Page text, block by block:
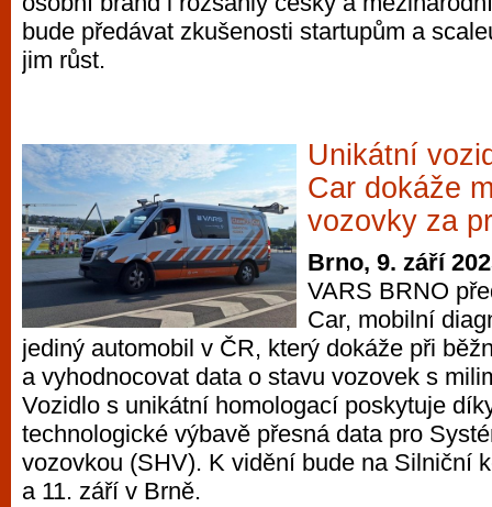
bude předávat zkušenosti startupům a
jim růst.
Unikátní
Car dokáže
vozovky za
Brno, 9. září
VARS BRNO
Car, mobilní
jediný automobil v ČR, který dokáže při
a vyhodnocovat data o stavu vozovek s
Vozidlo s unikátní homologací poskytuje
technologické výbavě přesná data pro
vozovkou (SHV). K vidění bude na Silniční
a 11. září v Brně.